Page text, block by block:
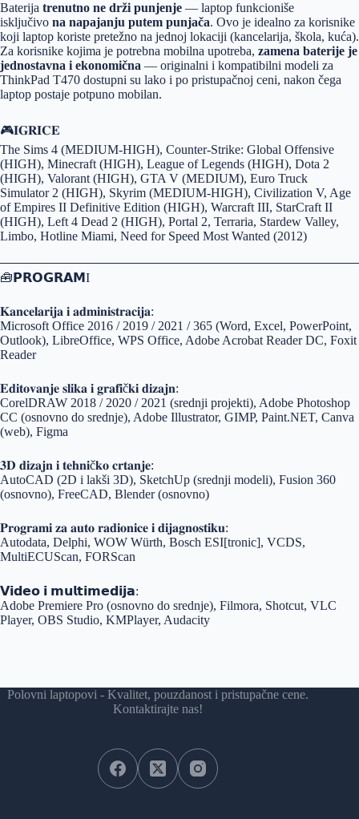
Baterija trenutno ne drži punjenje — laptop funkcioniše
isključivo na napajanju putem punjača. Ovo je idealno za korisnike
koji laptop koriste pretežno na jednoj lokaciji (kancelarija, škola, kuća).
Za korisnike kojima je potrebna mobilna upotreba, zamena baterije je
jednostavna i ekonomična — originalni i kompatibilni modeli za
ThinkPad T470 dostupni su lako i po pristupačnoj ceni, nakon čega
laptop postaje potpuno mobilan.
🎮𝐈𝐆𝐑𝐈𝐂𝐄
The Sims 4 (MEDIUM-HIGH), Counter-Strike: Global Offensive
(HIGH), Minecraft (HIGH), League of Legends (HIGH), Dota 2
(HIGH), Valorant (HIGH), GTA V (MEDIUM), Euro Truck
Simulator 2 (HIGH), Skyrim (MEDIUM-HIGH), Civilization V, Age
of Empires II Definitive Edition (HIGH), Warcraft III, StarCraft II
(HIGH), Left 4 Dead 2 (HIGH), Portal 2, Terraria, Stardew Valley,
Limbo, Hotline Miami, Need for Speed Most Wanted (2012)
🧰𝗣𝗥𝗢𝗚𝗥𝗔𝗠I
𝐊𝐚𝐧𝐜𝐞𝐥𝐚𝐫𝐢𝐣𝐚 𝐢 𝐚𝐝𝐦𝐢𝐧𝐢𝐬𝐭𝐫𝐚𝐜𝐢𝐣𝐚:
Microsoft Office 2016 / 2019 / 2021 / 365 (Word, Excel, PowerPoint,
Outlook), LibreOffice, WPS Office, Adobe Acrobat Reader DC, Foxit
Reader
𝐄𝐝𝐢𝐭𝐨𝐯𝐚𝐧𝐣𝐞 𝐬𝐥𝐢𝐤𝐚 𝐢 𝐠𝐫𝐚𝐟𝐢č𝐤𝐢 𝐝𝐢𝐳𝐚𝐣𝐧:
CorelDRAW 2018 / 2020 / 2021 (srednji projekti), Adobe Photoshop
CC (osnovno do srednje), Adobe Illustrator, GIMP, Paint.NET, Canva
(web), Figma
𝟑𝐃 𝐝𝐢𝐳𝐚𝐣𝐧 𝐢 𝐭𝐞𝐡𝐧𝐢č𝐤𝐨 𝐜𝐫𝐭𝐚𝐧𝐣𝐞:
AutoCAD (2D i lakši 3D), SketchUp (srednji modeli), Fusion 360
(osnovno), FreeCAD, Blender (osnovno)
𝐏𝐫𝐨𝐠𝐫𝐚𝐦𝐢 𝐳𝐚 𝐚𝐮𝐭𝐨 𝐫𝐚𝐝𝐢𝐨𝐧𝐢𝐜𝐞 𝐢 𝐝𝐢𝐣𝐚𝐠𝐧𝐨𝐬𝐭𝐢𝐤𝐮:
Autodata, Delphi, WOW Würth, Bosch ESI[tronic], VCDS,
MultiECUScan, FORScan
𝗩𝗶𝗱𝗲𝗼 𝗶 𝗺𝘂𝗹𝘁𝗶𝗺𝗲𝗱𝗶𝗷𝗮:
Adobe Premiere Pro (osnovno do srednje), Filmora, Shotcut, VLC
Player, OBS Studio, KMPlayer, Audacity
Polovni laptopovi - Kvalitet, pouzdanost i pristupačne cene.
Kontaktirajte nas!